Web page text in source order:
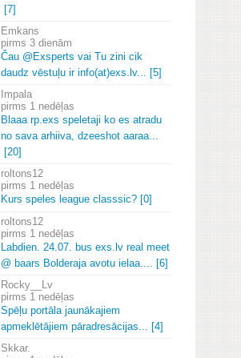
[7]
Emkans
3 dienām
Čau @Exsperts vai Tu zini cik
daudz vēstuļu ir info(at)exs. lv.
[5]
Impala
1 nedēļas
Blaaa rp. exs speletaji ko es atradu
no sava arhiiva, dzeeshot aaraa.
[20]
roltons12
1 nedēļas
Kurs speles league classsic? [0]
roltons12
1 nedēļas
Labdien. 24. 07. bus exs. lv real meet
@ baars Bolderaja avotu ielaa.
[6]
Rocky__Lv
1 nedēļas
Spēļu portāla jaunākajiem
apmeklētājiem pāradresācijas.
[4]
Skkar.